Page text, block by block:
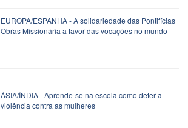
EUROPA/ESPANHA - A solidariedade das Pontifícias
Obras Missionária a favor das vocações no mundo
ÁSIA/ÍNDIA - Aprende-se na escola como deter a
violência contra as mulheres